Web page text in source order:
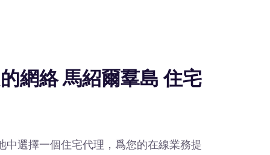
網絡 馬紹爾羣島 住宅
選擇一個住宅代理，爲您的在線業務提